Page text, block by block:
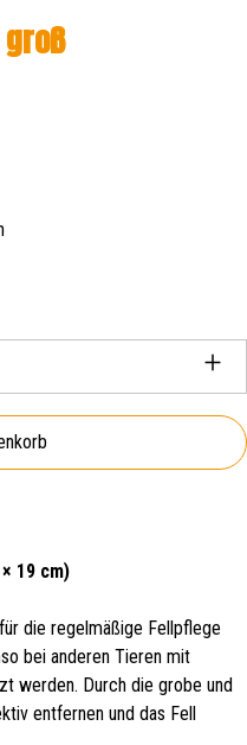
groß
Wert ein oder
19 cm)
die regelmäßige Fellpflege
bei anderen Tieren mit
werden. Durch die grobe und
entfernen und das Fell